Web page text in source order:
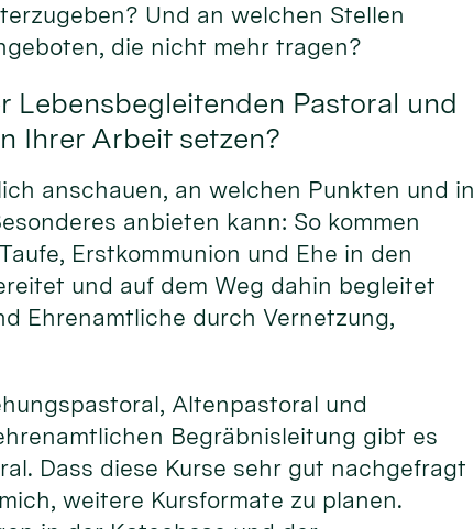
Und an welchen Stellen
die nicht mehr tragen?
Lebensbegleitenden Pastoral und
Ihrer Arbeit setzen?
anschauen, an welchen Punkten und in
anbieten kann: So kommen
Erstkommunion und Ehe in den
und auf dem Weg dahin begleitet
Ehrenamtliche durch Vernetzung,
Altenpastoral und
Begräbnisleitung gibt es
Dass diese Kurse sehr gut nachgefragt
weitere Kursformate zu planen.